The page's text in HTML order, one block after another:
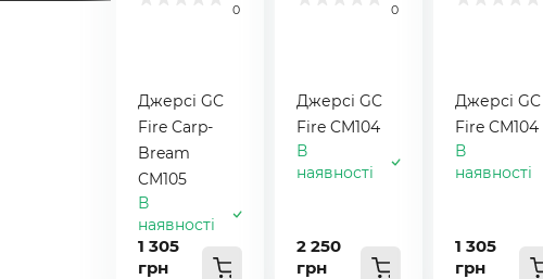
0
Джерсі GC
Fire Carp-
Bream
CM105
В
наявності
1 305
грн
0
Джерсі GC
Fire CM104
В
наявності
2 250
грн
Джерсі GC
Fire CM104
В
наявності
1 305
грн